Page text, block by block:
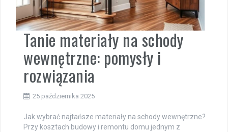
Tanie materiały na schody
wewnętrzne: pomysły i
rozwiązania
25 października 2025
Jak wybrać najtańsze materiały na schody wewnętrzne?
Przy kosztach budowy i remontu domu jednym z